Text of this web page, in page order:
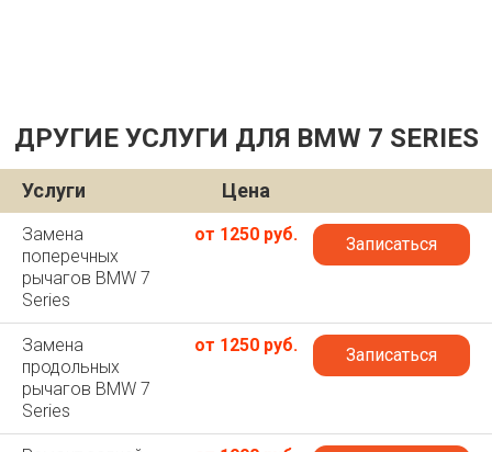
ДРУГИЕ УСЛУГИ ДЛЯ BMW 7 SERIES
Услуги Цена
Замена
поперечных
рычагов BMW 7
Series
от 1250 руб. Записаться
Замена
продольных
рычагов BMW 7
Series
от 1250 руб. Записаться